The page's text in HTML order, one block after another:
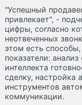
"Успешный
привлекает", -
цифры, согласно
неотвеченных
этом есть
показатели:
интеллекта
сделку, настройка
инструментов
коммуникации.